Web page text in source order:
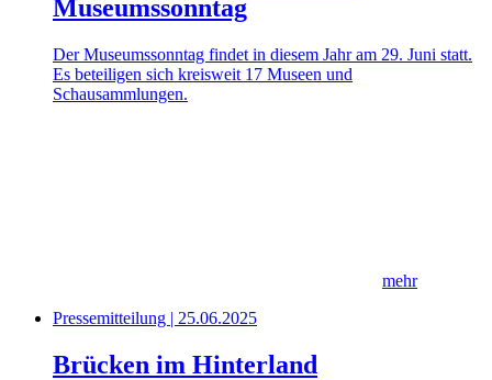
Museumssonntag
Der Museumssonntag findet in diesem Jahr am 29. Juni statt.
Es beteiligen sich kreisweit 17 Museen und
Schausammlungen.
mehr
Pressemitteilung | 25.06.2025
Brücken im Hinterland